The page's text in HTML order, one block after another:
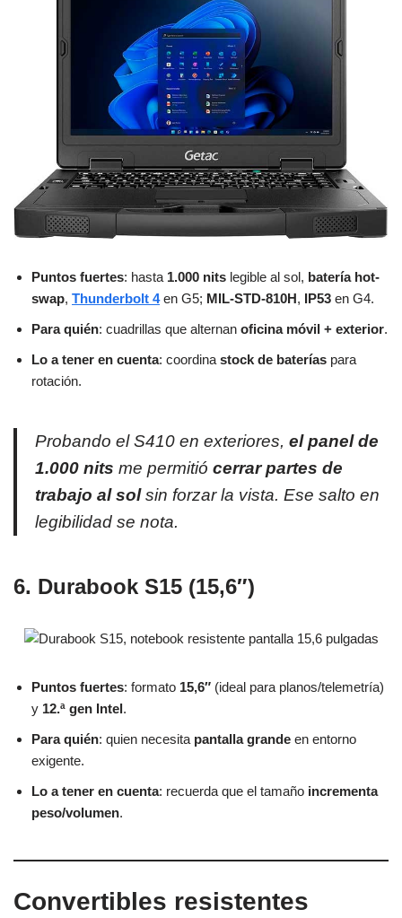
Puntos fuertes: hasta 1.000 nits legible al sol, batería hot-
swap, Thunderbolt 4en G5; MIL-STD-810H, IP53 en G4.
Para quién: cuadrillas que alternan oficina móvil + exterior.
Lo a tener en cuenta: coordina stock de baterías para
rotación.
Probando el S410 en exteriores, el panel de
1.000 nits me permitió cerrar partes de
trabajo al solsin forzar la vista. Ese salto en
legibilidad se nota.
6. Durabook S15 (15,6″)
Puntos fuertes: formato 15,6″ (ideal para planos/telemetría)
y 12.ª gen Intel.
Para quién: quien necesita pantalla grande en entorno
exigente.
Lo a tener en cuenta: recuerda que el tamaño incrementa
peso/volumen.
Convertibles resistentes